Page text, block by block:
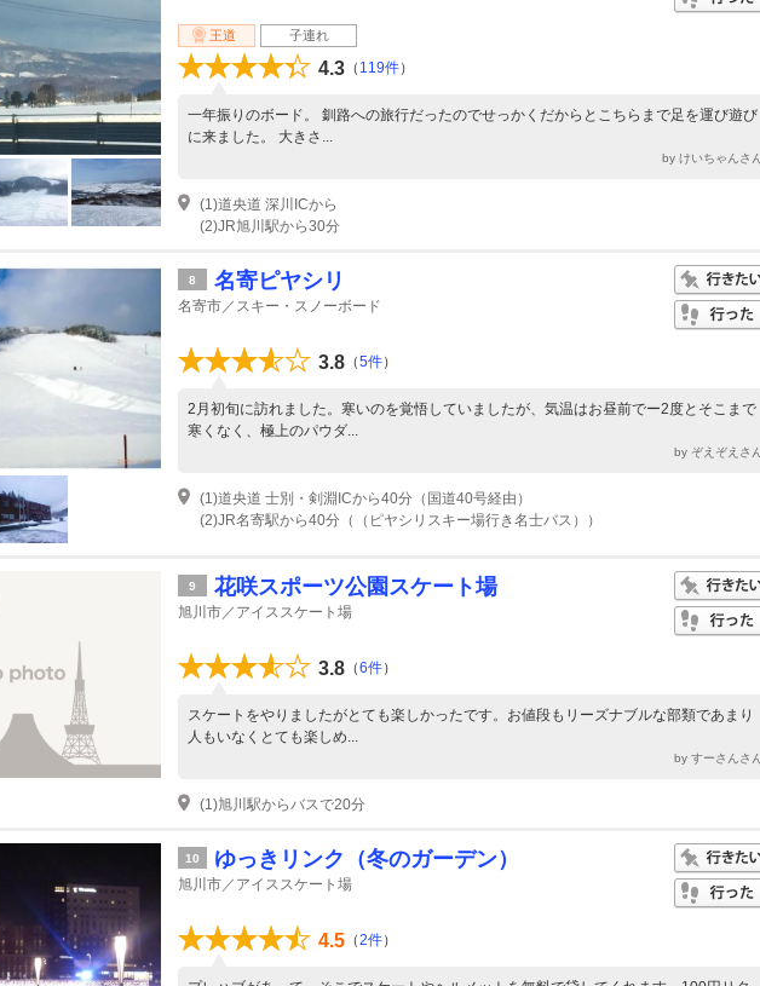
王道 子連れ
4.3 （ 119件）
一年振りのボード。 釧路への旅行だったのでせっかくだからとこちらまで足を運び遊び
に来ました。 大きさ...
by けいちゃんさん
(1)道央道 深川ICから
(2)JR旭川駅から30分
8 名寄ピヤシリ
名寄市／スキー・スノーボード
3.8 （5件）
2月初旬に訪れました。寒いのを覚悟していましたが、気温はお昼前でー2度とそこまで
寒くなく、極上のパウダ...
by ぞえぞえさん
(1)道央道 士別・剣淵ICから40分（国道40号経由）
(2)JR名寄駅から40分（（ピヤシリスキー場行き名士バス））
9 花咲スポーツ公園スケート場
旭川市／アイススケート場
3.8 （6件）
スケートをやりましたがとても楽しかったです。お値段もリーズナブルな部類であまり
人もいなくとても楽しめ...
by すーさんさん
(1)旭川駅からバスで20分
10 ゆっきリンク（冬のガーデン）
旭川市／アイススケート場
4.5 （2件）